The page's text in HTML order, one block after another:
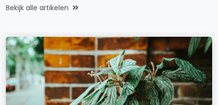
Bekijk alle artikelen